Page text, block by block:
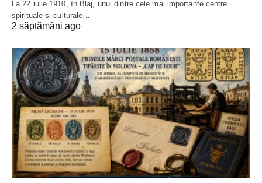
La 22 iulie 1910, în Blaj, unul dintre cele mai importante centre
spirituale și culturale…
2 săptămâni ago